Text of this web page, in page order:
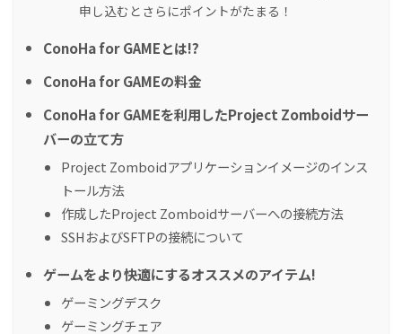
申し込むとさらにポイントがたまる！
ConoHa for GAMEとは!?
ConoHa for GAMEの料金
ConoHa for GAMEを利用したProject Zomboidサー
バーの立て方
Project Zomboidアプリケーションイメージのインス
トール方法
作成したProject Zomboidサーバーへの接続方法
SSHおよびSFTPの接続について
ゲームをより快適にするオススメのアイテム!
ゲーミングデスク
ゲーミングチェア